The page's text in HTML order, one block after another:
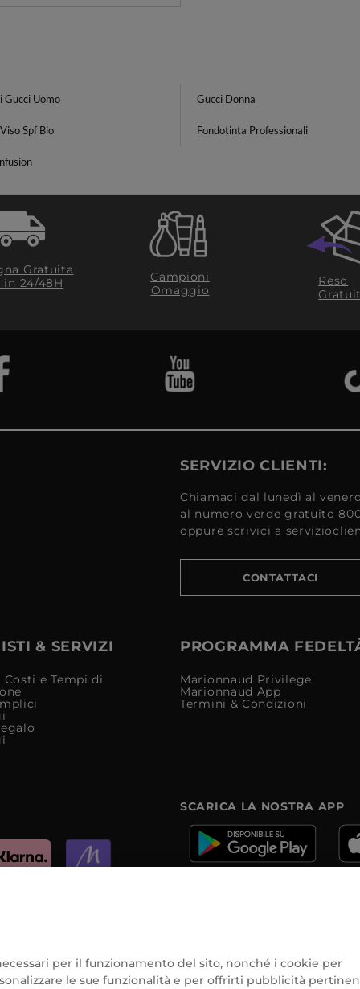
Gucci Uomo Gucci Donna
Spf Bio Fondotinta Professionali
Gratuita
in 24/48H
Campioni
Omaggio
Reso
SERVIZIO CLIENTI:
Chiamaci dal lunedì al
al numero verde gratuito
oppure scrivici a
CONTATTACI
& SERVIZI
Costi e Tempi di
PROGRAMMA
Marionnaud Privilege
Marionnaud App
Termini & Condizioni
SCARICA LA NOSTRA APP
per il funzionamento del sito, nonché i cookie per
le sue funzionalità e per offrirti pubblicità